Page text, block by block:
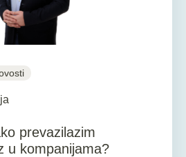
prevazilazim
u kompanijama?